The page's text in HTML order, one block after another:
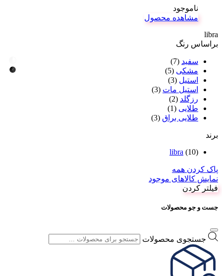
ناموجود
مشاهده محصول
libra
براساس رنگ
سفید (7)
مشکی (5)
استیل (3)
استیل مات (3)
رزگلد (2)
طلایی (1)
طلایی براق (3)
برند
libra (10)
پاک کردن همه
نمایش کالاهای موجود
فیلتر کردن
جست و جو محصولات
جستجوی محصولات